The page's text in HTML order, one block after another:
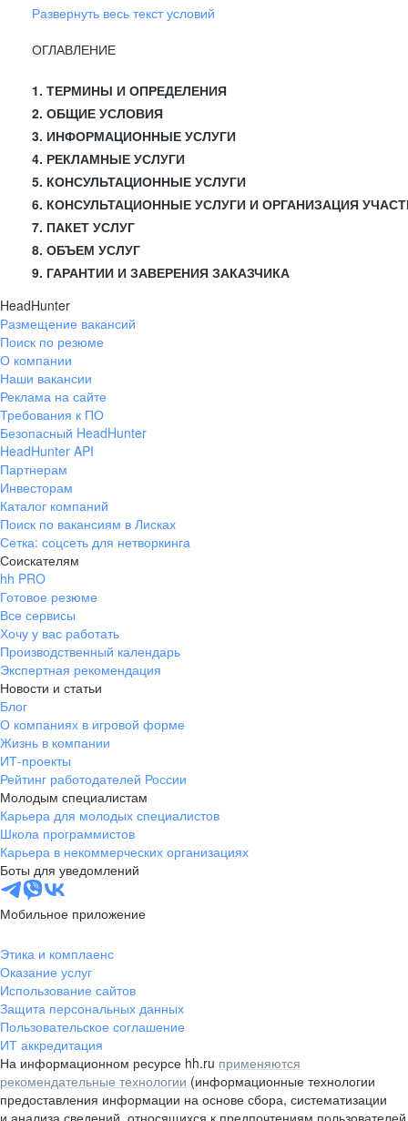
Развернуть весь текст условий
ОГЛАВЛЕНИЕ
1. ТЕРМИНЫ И ОПРЕДЕЛЕНИЯ
2. ОБЩИЕ УСЛОВИЯ
3. ИНФОРМАЦИОННЫЕ УСЛУГИ
4. РЕКЛАМНЫЕ УСЛУГИ
5. КОНСУЛЬТАЦИОННЫЕ УСЛУГИ
6. КОНСУЛЬТАЦИОННЫЕ УСЛУГИ И ОРГАНИЗАЦИЯ
7. ПАКЕТ УСЛУГ
8. ОБЪЕМ УСЛУГ
9. ГАРАНТИИ И ЗАВЕРЕНИЯ ЗАКАЗЧИКА
HeadHunter
Размещение вакансий
Поиск по резюме
О компании
Наши вакансии
Реклама на сайте
Требования к ПО
Безопасный HeadHunter
HeadHunter API
Партнерам
Инвесторам
Каталог компаний
Поиск по вакансиям в Лисках
Сетка: соцсеть для нетворкинга
Соискателям
hh PRO
Готовое резюме
Все сервисы
Хочу у вас работать
Производственный календарь
Экспертная рекомендация
Новости и статьи
Блог
О компаниях в игровой форме
Жизнь в компании
ИТ-проекты
Рейтинг работодателей России
Молодым специалистам
Карьера для молодых специалистов
Школа программистов
Карьера в некоммерческих организациях
Боты для уведомлений
Мобильное приложение
Этика и комплаенс
Оказание услуг
Использование сайтов
Защита персональных данных
Пользовательское соглашение
ИТ аккредитация
На информационном ресурсе hh.ru применяются
рекомендательные технологии (информационные технологии
предоставления информации на основе сбора, систематизации
и анализа сведений, относящихся к предпочтениям пользователей